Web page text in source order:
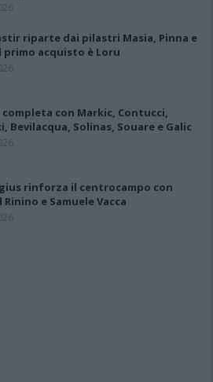
riparte dai pilastri Masia, Pinna e
primo acquisto è Loru
completa con Markic, Contucci,
Bevilacqua, Solinas, Souare e Galic
rinforza il centrocampo con
Rinino e Samuele Vacca